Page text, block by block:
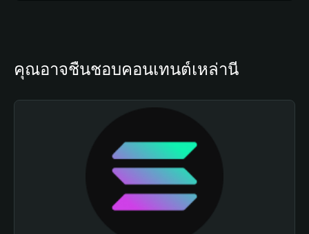
คุณอาจชื่นชอบคอนเทนต์เหล่านี้